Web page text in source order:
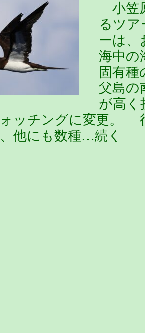
小笠
るツ
ーは、
海中の
固有種
父島の
が高く
ッチングに変更。
他にも数種…続く